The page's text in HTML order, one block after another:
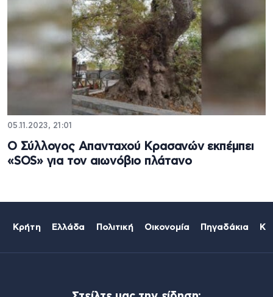
05.11.2023, 21:01
Ο Σύλλογος Απανταχού Κρασανών εκπέμπει
«SOS» για τον αιωνόβιο πλάτανο
Κρήτη Ελλάδα Πολιτική Οικονομία Πηγαδάκια